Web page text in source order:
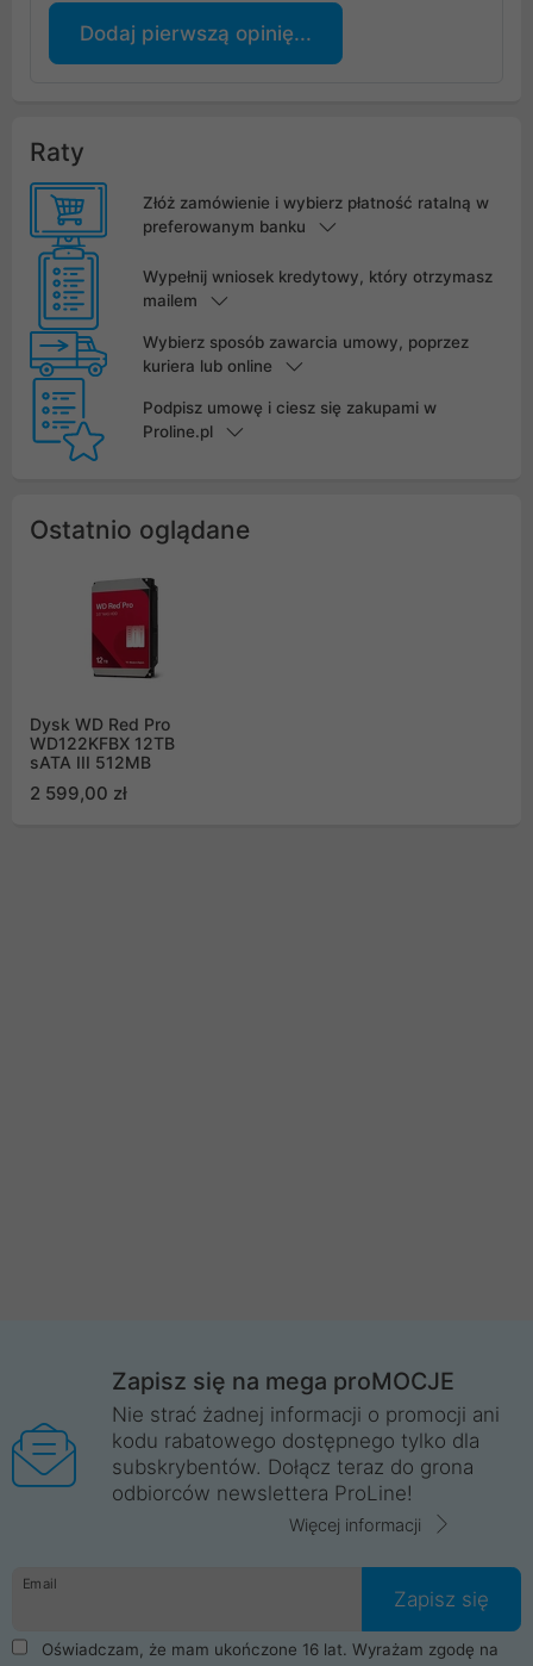
Dodaj pierwszą opinię...
Raty
Złóż zamówienie i wybierz płatność ratalną w
preferowanym banku
Wypełnij wniosek kredytowy, który otrzymasz
mailem
Wybierz sposób zawarcia umowy, poprzez
kuriera lub online
Podpisz umowę i ciesz się zakupami w
Proline.pl
Ostatnio oglądane
Dysk WD Red Pro
WD122KFBX 12TB
sATA III 512MB
2 599,00 zł
Zapisz się na mega proMOCJE
Nie strać żadnej informacji o promocji ani
kodu rabatowego dostępnego tylko dla
subskrybentów. Dołącz teraz do grona
odbiorców newslettera ProLine!
Więcej informacji
Email
Zapisz się
Oświadczam, że mam ukończone 16 lat. Wyrażam zgodę na